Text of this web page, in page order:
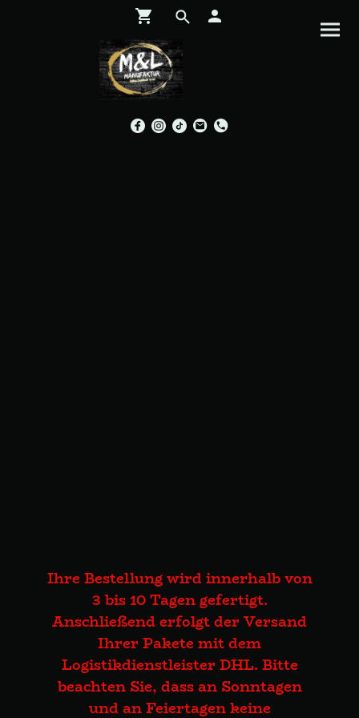
Ihre Bestellung wird innerhalb von
3 bis 10 Tagen gefertigt.
Anschließend erfolgt der Versand
Ihrer Pakete mit dem
Logistikdienstleister DHL. Bitte
beachten Sie, dass an Sonntagen
und an Feiertagen keine